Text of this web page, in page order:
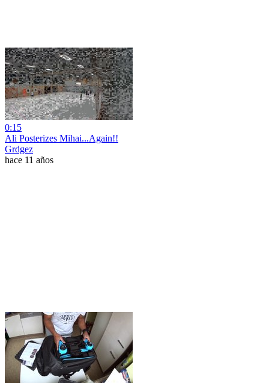
0:15
Ali Posterizes Mihai...Again!!
Grdgez
hace 11 años